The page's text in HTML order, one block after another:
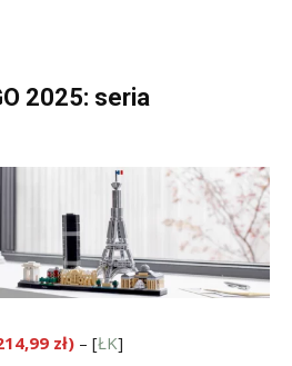
2025: seria
zł) – [ŁK]